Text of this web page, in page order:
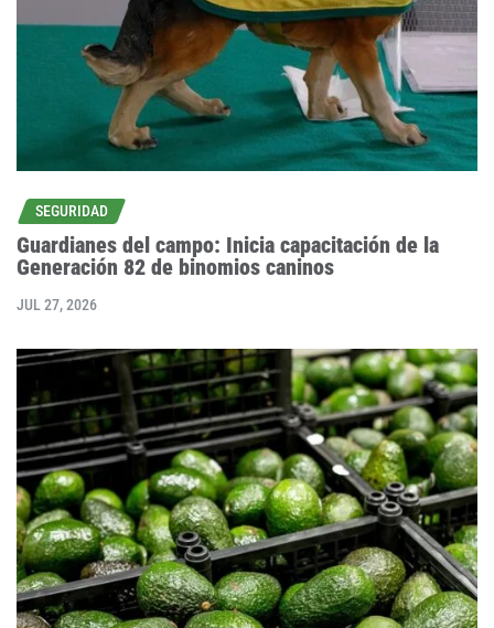
SEGURIDAD
Guardianes del campo: Inicia capacitación de la
Generación 82 de binomios caninos
JUL 27, 2026